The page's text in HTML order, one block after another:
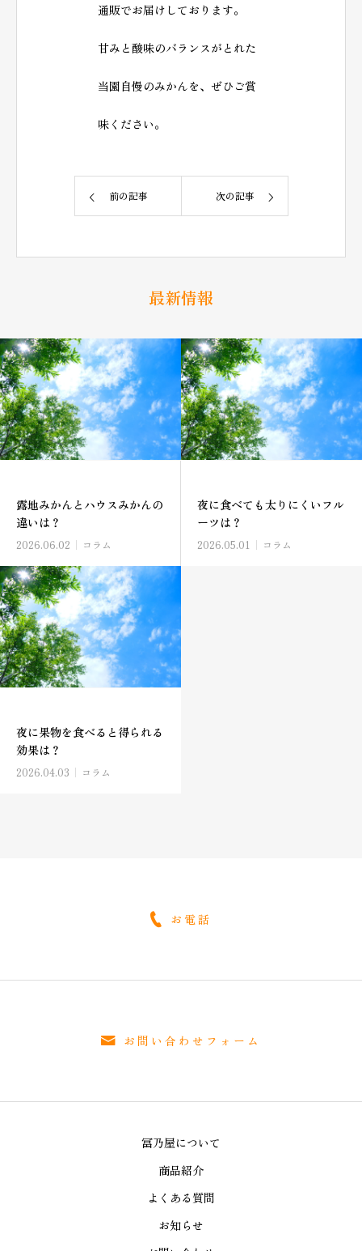
通販でお届けしております。
甘みと酸味のバランスがとれた
当園自慢のみかんを、ぜひご賞
味ください。
前の記事 次の記事
最新情報
露地みかんとハウスみかんの
違いは？
2026.06.02 コラム
夜に食べても太りにくいフル
ーツは？
2026.05.01 コラム
夜に果物を食べると得られる
効果は？
2026.04.03 コラム
お電話
お問い合わせフォーム
冨乃屋について
商品紹介
よくある質問
お知らせ